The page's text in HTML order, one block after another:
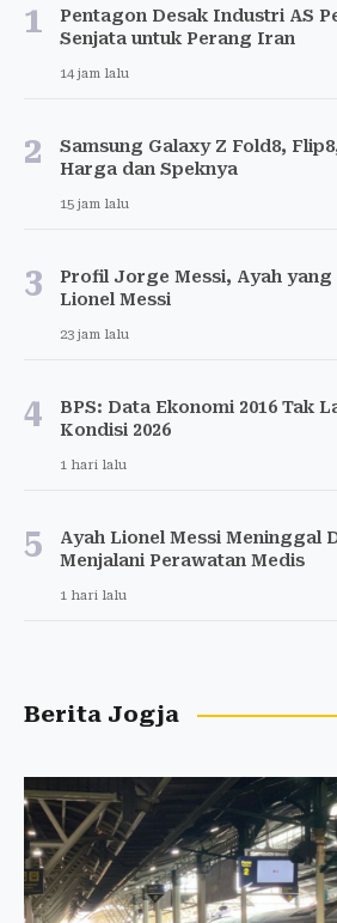
1
Pentagon Desak Industri AS
Senjata untuk Perang Iran
14 jam lalu
2
Samsung Galaxy Z Fold8,
Harga dan Speknya
15 jam lalu
3
Profil Jorge Messi, Ayah
Lionel Messi
23 jam lalu
4
BPS: Data Ekonomi 2016 Tak
Kondisi 2026
1 hari lalu
5
Ayah Lionel Messi Meninggal
Menjalani Perawatan Medis
1 hari lalu
Berita Jogja